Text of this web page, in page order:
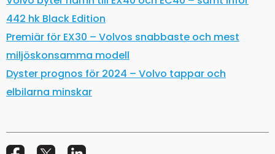
442 hk Black Edition
Premiär för EX30 – Volvos snabbaste och mest
miljöskonsamma modell
Dyster prognos för 2024 – Volvo tappar och
elbilarna minskar